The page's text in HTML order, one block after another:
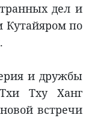
дел и
Кутайяром по
и дружбы
Тху Ханг
встречи